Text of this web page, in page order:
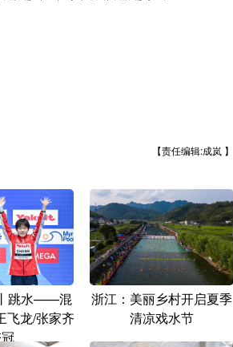
【责任编辑:成岚 】
跳水——混
飞龙/张家齐
浙江：美丽乡村开启夏季
清凉戏水节